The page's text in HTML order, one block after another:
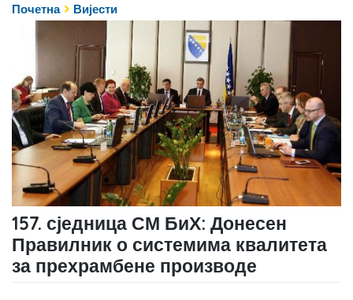
Почетна Вијести
157. сједница СМ БиХ: Донесен
Правилник о системима квалитета
за прехрамбене производе